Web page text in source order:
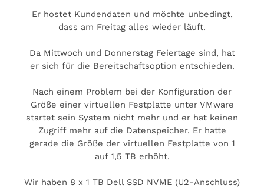
Er hostet Kundendaten und möchte unbedingt,
dass am Freitag alles wieder läuft.
Da Mittwoch und Donnerstag Feiertage sind, hat
er sich für die Bereitschaftsoption entschieden.
Nach einem Problem bei der Konfiguration der
Größe einer virtuellen Festplatte unter VMware
startet sein System nicht mehr und er hat keinen
Zugriff mehr auf die Datenspeicher. Er hatte
gerade die Größe der virtuellen Festplatte von 1
auf 1,5 TB erhöht.
Wir haben 8 x 1 TB Dell SSD NVME (U2-Anschluss)